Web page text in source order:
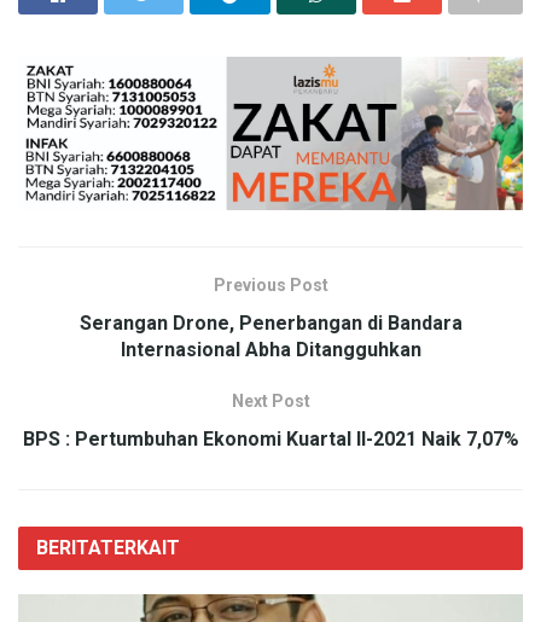
Previous Post
Serangan Drone, Penerbangan di Bandara
Internasional Abha Ditangguhkan
Next Post
BPS : Pertumbuhan Ekonomi Kuartal II-2021 Naik 7,07%
BERITATERKAIT